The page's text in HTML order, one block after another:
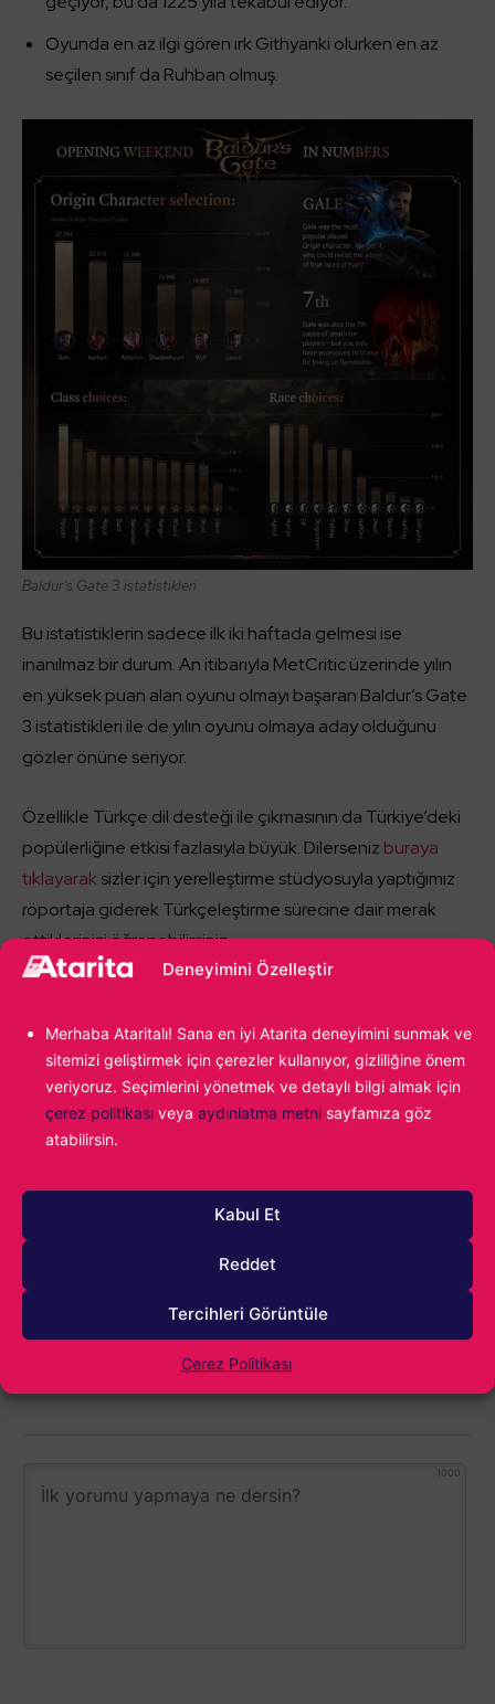
Deneyimini Özelleştir
Merhaba Ataritalı! Sana en iyi Atarita deneyimini sunmak ve
sitemizi geliştirmek için çerezler kullanıyor, gizliliğine önem
veriyoruz. Seçimlerini yönetmek ve detaylı bilgi almak için
çerez politikası veya aydınlatma metni sayfamıza göz
atabilirsin.
Kabul Et
Reddet
Tercihleri Görüntüle
Çerez Politikası
Oyunda en az ilgi gören ırk Githyanki olurken en az
seçilen sınıf da Ruhban olmuş.
Baldur’s Gate 3 istatistikleri
Bu istatistiklerin sadece ilk iki haftada gelmesi ise
inanılmaz bir durum. An itibarıyla MetCritic üzerinde yılın
en yüksek puan alan oyunu olmayı başaran Baldur’s Gate
3 istatistikleri ile de yılın oyunu olmaya aday olduğunu
gözler önüne seriyor.
Özellikle Türkçe dil desteği ile çıkmasının da Türkiye’deki
popülerliğine etkisi fazlasıyla büyük. Dilerseniz buraya
tıklayarak sizler için yerelleştirme stüdyosuyla yaptığımız
röportaja giderek Türkçeleştirme sürecine dair merak
ettiklerinizi öğrenebilirsiniz.
Alparslan Gürlek
Oyunların yeni yeni yaygınlaştığı dönemlerde
bir çocuk olarak video oyunlarıyla ilk bakışta
aşk yaşadım. Age of Empires II ile başlayan
kez Age of Empires II oynayan çocuğun
tutkusunu taşıyorum.
1000